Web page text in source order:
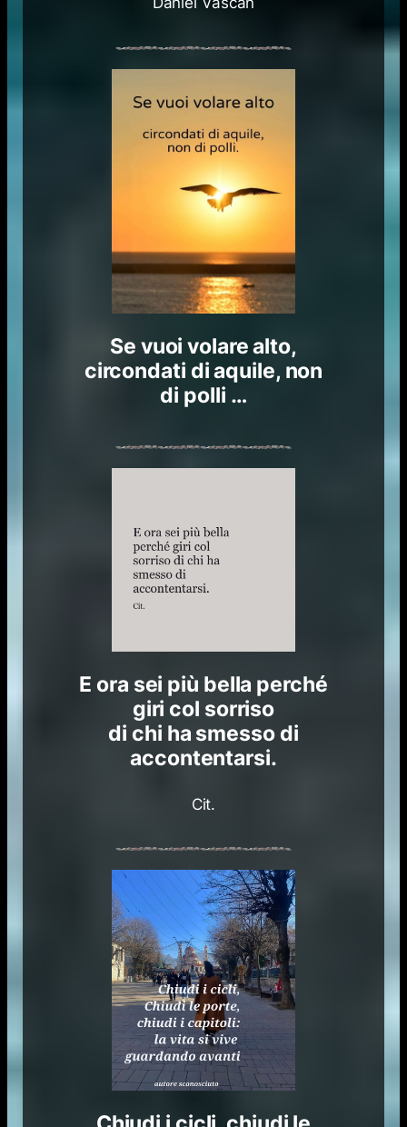
Se vuoi volare alto,
circondati di aquile, non
di polli …
E ora sei più bella perché
giri col sorriso
di chi ha smesso di
accontentarsi.
Cit.